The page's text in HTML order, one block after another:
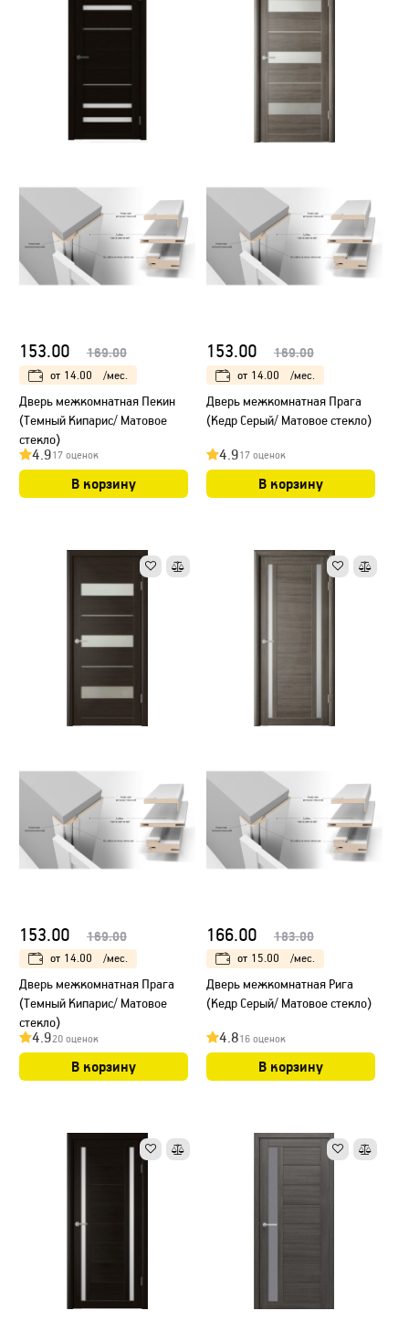
153.00 169.00
от 14.00 /мес.
Дверь межкомнатная Пекин
(Темный Кипарис/ Матовое
стекло)
4.917 оценок
В корзину
153.00 169.00
от 14.00 /мес.
Дверь межкомнатная Прага
(Кедр Серый/ Матовое стекло)
4.917 оценок
В корзину
153.00 169.00
от 14.00 /мес.
Дверь межкомнатная Прага
(Темный Кипарис/ Матовое
стекло)
4.920 оценок
В корзину
166.00 183.00
от 15.00 /мес.
Дверь межкомнатная Рига
(Кедр Серый/ Матовое стекло)
4.816 оценок
В корзину